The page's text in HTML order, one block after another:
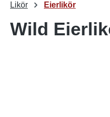
Likör Eierlikör
Wild